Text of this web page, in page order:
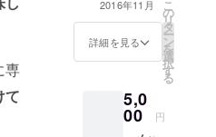
専
て
る予定で
す。できる
ですが、夢
をカタチに
写真をポスト
カードに しまし
た。)
2016年11月
詳細を見る
こ
の
リ
タ
ー
ン
を
選
択
す
る
5,0
00 円